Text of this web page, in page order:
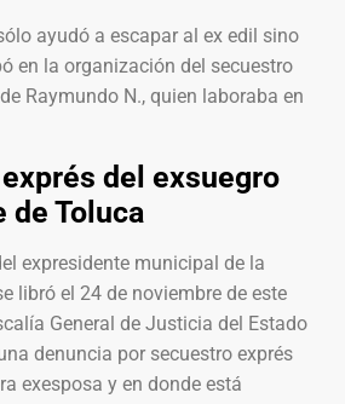
ayudó a escapar al ex edil sino
en la organización del secuestro
Raymundo N., quien laboraba en
del exsuegro
de Toluca
expresidente municipal de la
libró el 24 de noviembre de este
General de Justicia del Estado
denuncia por secuestro exprés
exesposa y en donde está